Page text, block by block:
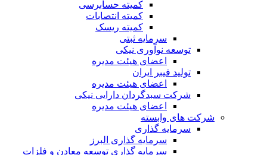
کمیته حسابرسی
کمیته انتصابات
کمیته ریسک
سرمایه ثبتی
توسعه نوآوری نیکی
اعضای هیئت مدیره
تولید فیبر ایران
اعضای هیئت مدیره
شرکت سبدگردان دارایی نیکی
اعضای هیئت مدیره
شرکت های وابسته
سرمایه گذاری
سرمایه گذاری البرز
سرمایه گذاری توسعه معادن و فلزات